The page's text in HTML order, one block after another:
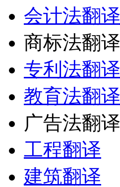
会计法翻译
商标法翻译
专利法翻译
教育法翻译
广告法翻译
工程翻译
建筑翻译